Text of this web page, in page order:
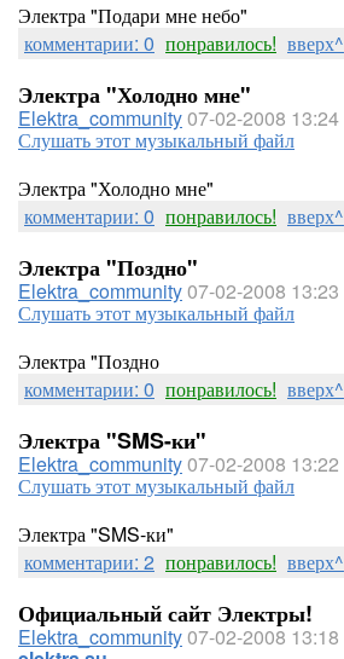
Электра "Подари мне небо"
комментарии: 0 понравилось! вверх^
Электра "Холодно мне"
Elektra_community07-02-2008 13:24
Слушать этот музыкальный файл
Электра "Холодно мне"
комментарии: 0 понравилось! вверх^
Электра "Поздно"
Elektra_community07-02-2008 13:23
Слушать этот музыкальный файл
Электра "Поздно
комментарии: 0 понравилось! вверх^
Электра "SMS-ки"
Elektra_community07-02-2008 13:22
Слушать этот музыкальный файл
Электра "SMS-ки"
комментарии: 2 понравилось! вверх^
Официальный сайт Электры!
Elektra_community07-02-2008 13:18